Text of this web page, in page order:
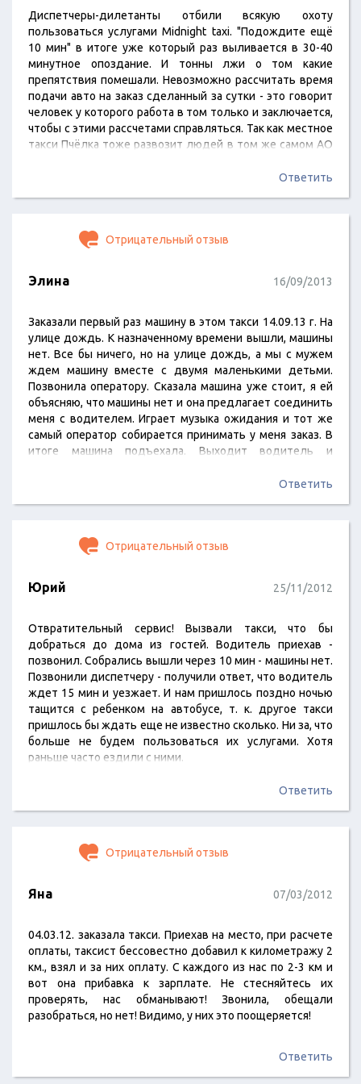
Диспетчеры-дилетанты отбили всякую охоту
пользоваться услугами Midnight taxi. "Подождите ещё
10 мин" в итоге уже который раз выливается в 30-40
минутное опоздание. И тонны лжи о том какие
препятствия помешали. Невозможно рассчитать время
подачи авто на заказ сделанный за сутки - это говорит
человек у которого работа в том только и заключается,
чтобы с этими рассчетами справляться. Так как местное
такси Пчёлка тоже развозит людей в том же самом АО
и сообщать возможное время подачи при заказе на
Ответить
Отрицательный отзыв
Элина 16/09/2013
Заказали первый раз машину в этом такси 14.09.13 г. На
улице дождь. К назначенному времени вышли, машины
нет. Все бы ничего, но на улице дождь, а мы с мужем
ждем машину вместе с двумя маленькими детьми.
Позвонила оператору. Сказала машина уже стоит, я ей
объясняю, что машины нет и она предлагает соединить
меня с водителем. Играет музыка ожидания и тот же
самый оператор собирается принимать у меня заказ. В
итоге машина подъехала. Выходит водитель и
дом 3?" Видите ли ему лучше известно в каком доме мы
Ответить
Отрицательный отзыв
Юрий 25/11/2012
Отвратительный сервис! Вызвали такси, что бы
добраться до дома из гостей. Водитель приехав -
позвонил. Собрались вышли через 10 мин - машины нет.
Позвонили диспетчеру - получили ответ, что водитель
ждет 15 мин и уезжает. И нам пришлось поздно ночью
тащится с ребенком на автобусе, т. к. другое такси
пришлось бы ждать еще не известно сколько. Ни за, что
больше не будем пользоваться их услугами. Хотя
раньше часто ездили с ними.
Ответить
Отрицательный отзыв
Яна 07/03/2012
04.03.12. заказала такси. Приехав на место, при расчете
оплаты, таксист бессовестно добавил к километражу 2
км., взял и за них оплату. С каждого из нас по 2-3 км и
вот она прибавка к зарплате. Не стесняйтесь их
проверять, нас обманывают! Звонила, обещали
разобраться, но нет! Видимо, у них это поощеряется!
Ответить